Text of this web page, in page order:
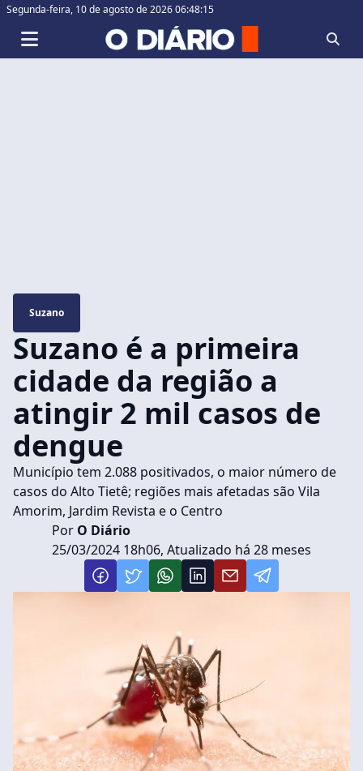
Segunda-feira, 10 de agosto de 2026 06:48:16
Suzano
Suzano é a primeira
cidade da região a
atingir 2 mil casos de
dengue
Município tem 2.088 positivados, o maior número de
casos do Alto Tietê; regiões mais afetadas são Vila
Amorim, Jardim Revista e o Centro
Por O Diário
25/03/2024 18h06, Atualizado há 28 meses